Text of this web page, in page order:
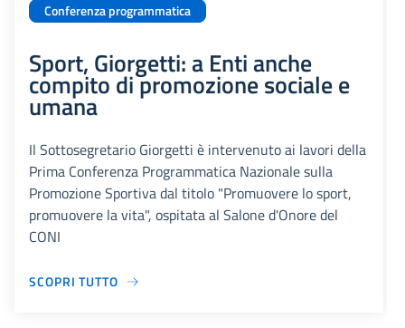
Conferenza programmatica
Sport, Giorgetti: a Enti anche
compito di promozione sociale e
umana
Il Sottosegretario Giorgetti è intervenuto ai lavori della
Prima Conferenza Programmatica Nazionale sulla
Promozione Sportiva dal titolo "Promuovere lo sport,
promuovere la vita", ospitata al Salone d'Onore del
CONI
SCOPRI TUTTO